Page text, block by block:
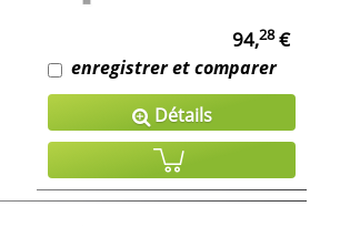
94,28€
enregistrer et comparer
Détails